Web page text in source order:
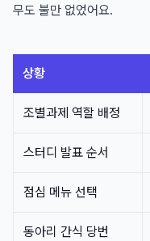
무도 불만 없었어요.
상황
조별과제 역할 배정
스터디 발표 순서
점심 메뉴 선택
동아리 간식 당번